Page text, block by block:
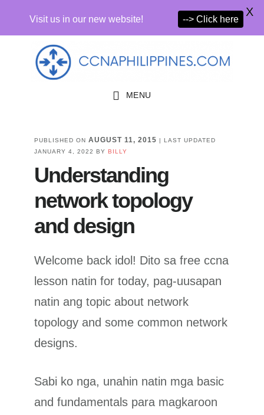
MENU
PUBLISHED ONAUGUST 11, 2015 | LAST UPDATED
JANUARY 4, 2022 BYBILLY
Understanding
network topology
and design
Welcome back idol! Dito sa free ccna
lesson natin for today, pag-uusapan
natin ang topic about network
topology and some common network
designs.
Sabi ko nga, unahin natin mga basic
and fundamentals para magkaroon
Visit us in our new website! --> Click here
X